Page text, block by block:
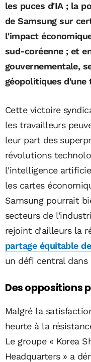
les puces d'IA ; la
de Samsung sur
l'impact
sud-coréenne ; et
gouvernementale,
géopolitiques
Cette victoire
les travailleurs
leur part des
révolutions
l'intelligence
les cartes
Samsung pourrait
secteurs de
rejoint d'ailleurs la
partage équitable
un défi central dans
Des oppositions
Malgré la
heurte à la
Le groupe « Korea
Headquarters » a